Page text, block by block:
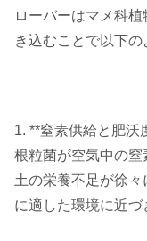
ローバーはマメ科
き込むことで以下の
1. **窒素供給と肥沃
根粒菌が空気中の
土の栄養不足が徐
に適した環境に近づ